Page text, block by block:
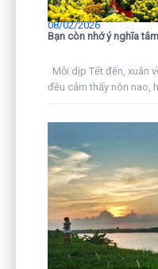
Bạn còn nhớ ý nghĩa
08/02/2026
Mỗi dịp Tết đến, xuân
đều cảm thấy nôn nao,